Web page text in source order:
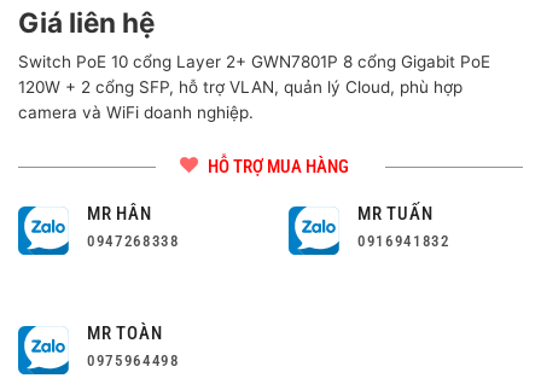
Giá liên hệ
Switch PoE 10 cổng Layer 2+ GWN7801P 8 cổng Gigabit PoE
120W + 2 cổng SFP, hỗ trợ VLAN, quản lý Cloud, phù hợp
camera và WiFi doanh nghiệp.
HỖ TRỢ MUA HÀNG
MR HÂN
0947268338
MR TUẤN
0916941832
MR TOÀN
0975964498